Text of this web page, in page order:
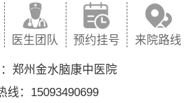
医生团队 预约挂号 来院路线
郑州金水脑康中医院
线：15093490699